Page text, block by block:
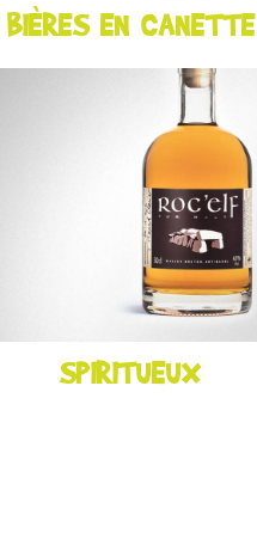
BIÈRES EN CANETTE
SPIRITUEUX